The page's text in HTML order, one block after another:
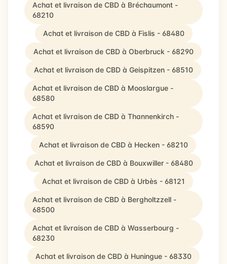
Achat et livraison de CBD à Bréchaumont -
68210
Achat et livraison de CBD à Fislis - 68480
Achat et livraison de CBD à Oberbruck - 68290
Achat et livraison de CBD à Geispitzen - 68510
Achat et livraison de CBD à Mooslargue -
68580
Achat et livraison de CBD à Thannenkirch -
68590
Achat et livraison de CBD à Hecken - 68210
Achat et livraison de CBD à Bouxwiller - 68480
Achat et livraison de CBD à Urbès - 68121
Achat et livraison de CBD à Bergholtzzell -
68500
Achat et livraison de CBD à Wasserbourg -
68230
Achat et livraison de CBD à Huningue - 68330